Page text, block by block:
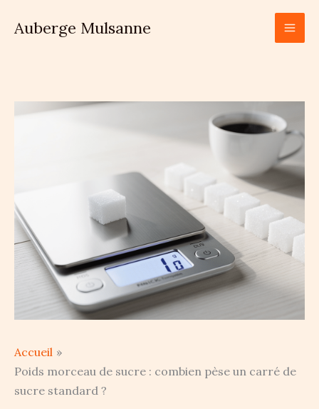
Auberge Mulsanne
Accueil
Poids morceau de sucre : combien pèse un carré de
sucre standard ?